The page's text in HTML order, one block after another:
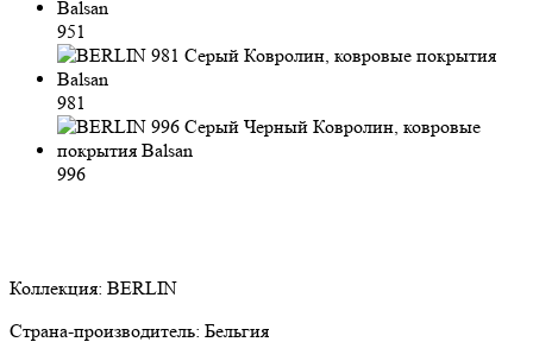
951
981
996
Коллекция: BERLIN
Страна-производитель: Бельгия